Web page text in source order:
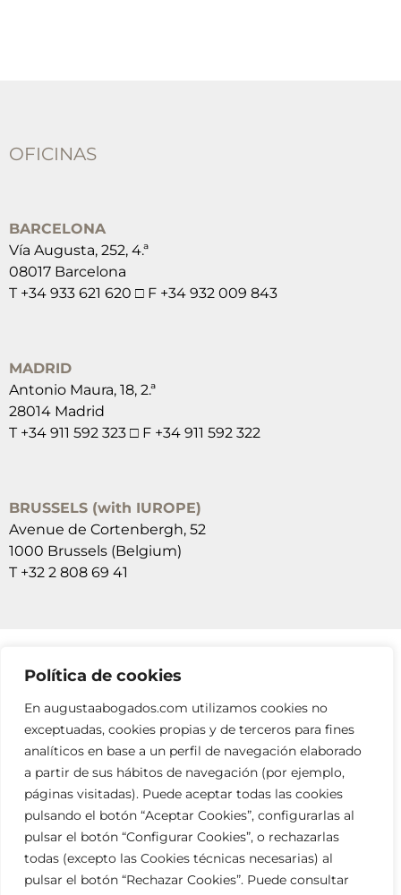
Política de cookies
En augustaabogados.com utilizamos cookies no
exceptuadas, cookies propias y de terceros para fines
analíticos en base a un perfil de navegación elaborado
a partir de sus hábitos de navegación (por ejemplo,
páginas visitadas). Puede aceptar todas las cookies
pulsando el botón “Aceptar Cookies”, configurarlas al
pulsar el botón “Configurar Cookies”, o rechazarlas
todas (excepto las Cookies técnicas necesarias) al
pulsar el botón “Rechazar Cookies”. Puede consultar
OFICINAS
BARCELONA
Vía Augusta, 252, 4.ª
08017 Barcelona
T +34 933 621 620 □ F +34 932 009 843
MADRID
Antonio Maura, 18, 2.ª
28014 Madrid
T +34 911 592 323 □ F +34 911 592 322
BRUSSELS (with IUROPE)
Avenue de Cortenbergh, 52
1000 Brussels (Belgium)
T +32 2 808 69 41
SUSCRÍBETE A NUESTRAS NEWSLETTERS
RELLENA EL FORMULARIO
info@augustaabogados.com